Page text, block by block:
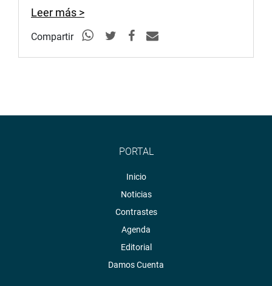
Leer más >
Compartir
PORTAL
Inicio
Noticias
Contrastes
Agenda
Editorial
Damos Cuenta